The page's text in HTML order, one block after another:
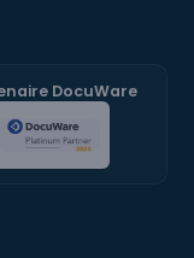
DocuWare